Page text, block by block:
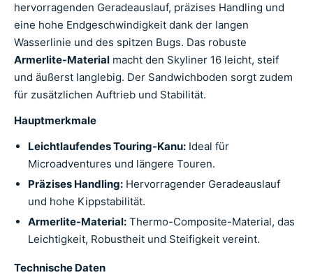
hervorragenden Geradeauslauf, präzises Handling und
eine hohe Endgeschwindigkeit dank der langen
Wasserlinie und des spitzen Bugs. Das robuste
Armerlite-Material macht den Skyliner 16 leicht, steif
und äußerst langlebig. Der Sandwichboden sorgt zudem
für zusätzlichen Auftrieb und Stabilität.
Hauptmerkmale
Leichtlaufendes Touring-Kanu: Ideal für
Microadventures und längere Touren.
Präzises Handling: Hervorragender Geradeauslauf
und hohe Kippstabilität.
Armerlite-Material: Thermo-Composite-Material, das
Leichtigkeit, Robustheit und Steifigkeit vereint.
Technische Daten